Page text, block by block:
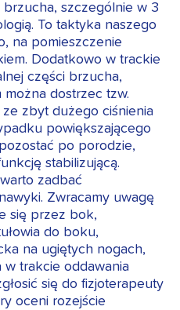
brzucha, szczególnie w 3
To taktyka naszego
na pomieszczenie
Dodatkowo w trackie
części brzucha,
dostrzec tzw.
zbyt dużego ciśnienia
powiększającego
po porodzie,
stabilizującą.
zadbać
Zwracamy uwagę
się przez bok,
do boku,
na ugiętych nogach,
trakcie oddawania
się do fizjoterapeuty
oceni rozejście